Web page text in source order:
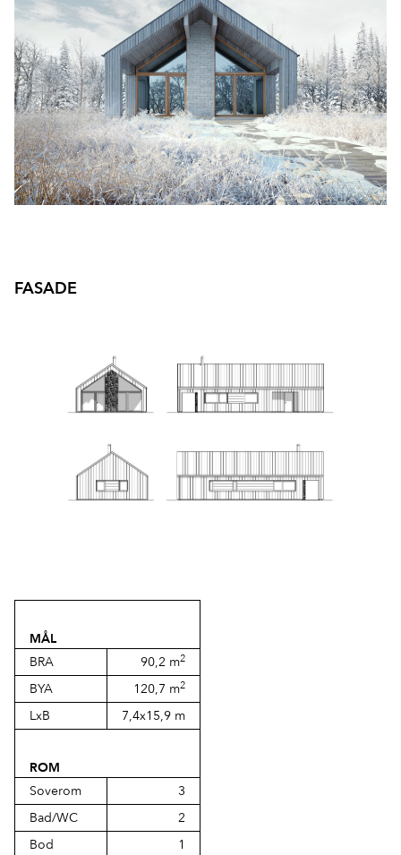
Byggmester Aase og Hegrenes AS
Byggmeister Tore Hovland AS
HS Bygg AS
Byggfag M. Leiknes
Byggfag Meland
Byggfag Tak og Ventilasjon
FASADE
MÅL
BRA
90,2 m2
BYA 120,7 m2
LxB 7,4x15,9 m
ROM
Soverom
3
Bad/WC
2
Bod
1